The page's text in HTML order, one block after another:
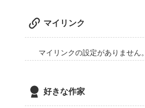
マイリンク
マイリンクの設定がありません。
好きな作家